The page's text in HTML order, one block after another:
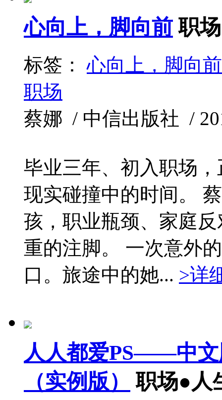
心向上，脚向前 职
标签：心向上，脚向前
职场
蔡娜 / 中信出版社 /
毕业三年、初入职场
现实碰撞中的时间。
孩，职业瓶颈、家庭
重的注脚。 一次意外
口。旅途中的她... >详
人人都爱PS——中文
（实例版）
职场●人